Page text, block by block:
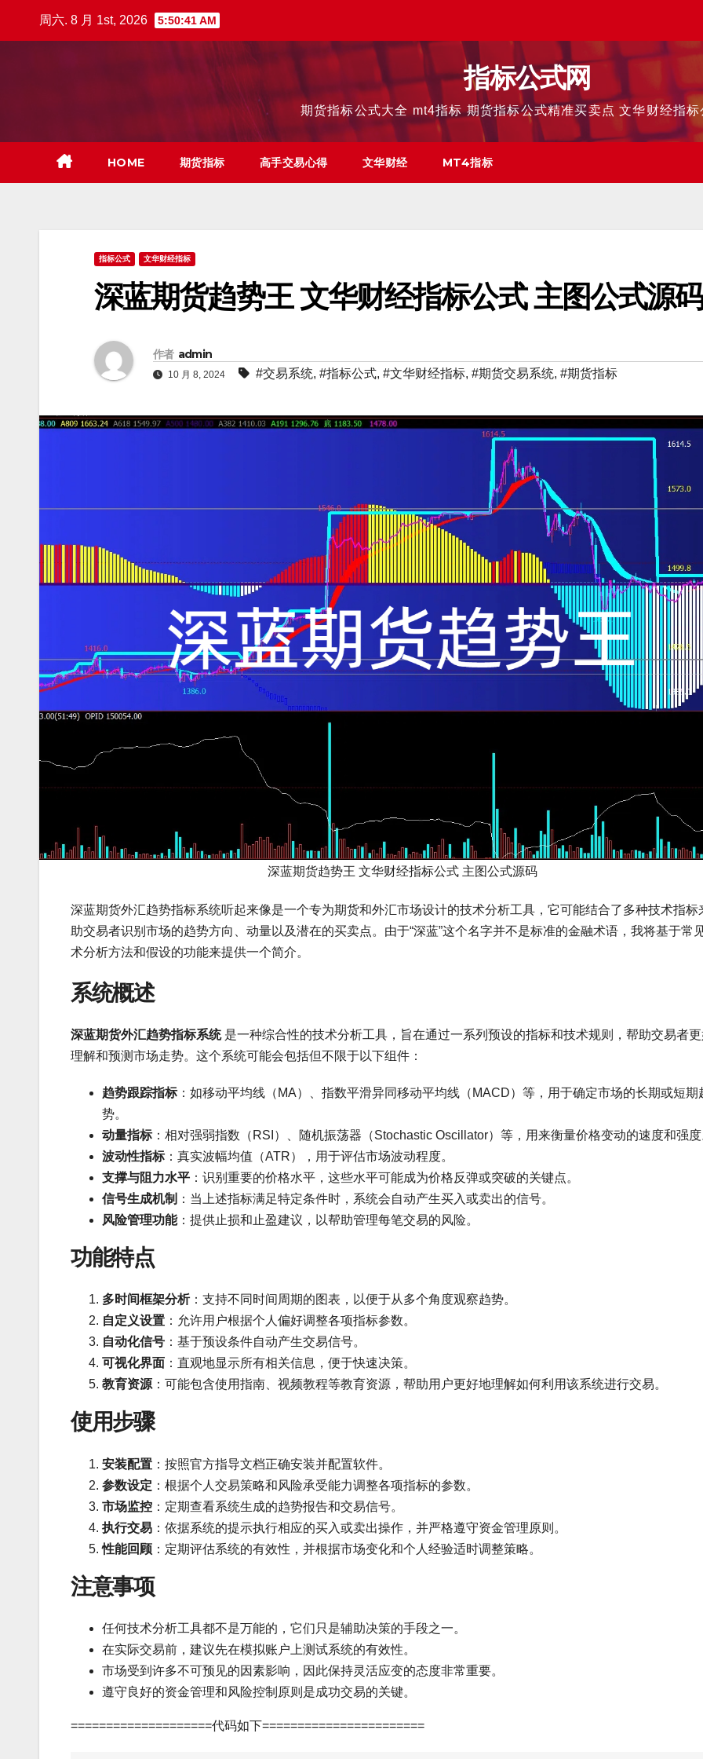
周六. 8 月 1st, 2026 5:50:42 AM
指标公式网
期货指标公式大全 mt4指标 期货指标公式精准买卖点 文华财经指
HOME 期货指标 高手交易心得 文华财经 MT4指标
指标公式 文华财经指标
深蓝期货趋势王 文华财经指标公式 主图公式源码
作者 admin
10 月 8, 2024 #交易系统, #指标公式, #文华财经指标, #期货交易系统, #期货指标
深蓝期货趋势王 文华财经指标公式 主图公式源码
深蓝期货外汇趋势指标系统听起来像是一个专为期货和外汇市场设计的技术分析工具，它可能结合了多种技术指标
助交易者识别市场的趋势方向、动量以及潜在的买卖点。由于“深蓝”这个名字并不是标准的金融术语，我将基于常
术分析方法和假设的功能来提供一个简介。
系统概述
深蓝期货外汇趋势指标系统是一种综合性的技术分析工具，旨在通过一系列预设的指标和技术规则，帮助交易者
理解和预测市场走势。这个系统可能会包括但不限于以下组件：
趋势跟踪指标：如移动平均线（MA）、指数平滑异同移动平均线（MACD）等，用于确定市场的长期或短期
势。
动量指标：相对强弱指数（RSI）、随机振荡器（Stochastic Oscillator）等，用来衡量价格变动的速度和强
波动性指标：真实波幅均值（ATR），用于评估市场波动程度。
支撑与阻力水平 ：识别重要的价格水平，这些水平可能成为价格反弹或突破的关键点。
信号生成机制 ：当上述指标满足特定条件时，系统会自动产生买入或卖出的信号。
风险管理功能：提供止损和止盈建议，以帮助管理每笔交易的风险。
功能特点
多时间框架分析：支持不同时间周期的图表，以便于从多个角度观察趋势。
自定义设置 ：允许用户根据个人偏好调整各项指标参数。
自动化信号 ：基于预设条件自动产生交易信号。
可视化界面 ：直观地显示所有相关信息，便于快速决策。
教育资源：可能包含使用指南、视频教程等教育资源，帮助用户更好地理解如何利用该系统进行交易。
使用步骤
安装配置 ：按照官方指导文档正确安装并配置软件。
参数设定 ：根据个人交易策略和风险承受能力调整各项指标的参数。
市场监控 ：定期查看系统生成的趋势报告和交易信号。
执行交易 ：依据系统的提示执行相应的买入或卖出操作，并严格遵守资金管理原则。
性能回顾 ：定期评估系统的有效性，并根据市场变化和个人经验适时调整策略。
注意事项
任何技术分析工具都不是万能的，它们只是辅助决策的手段之一。
在实际交易前，建议先在模拟账户上测试系统的有效性。
市场受到许多不可预见的因素影响，因此保持灵活应变的态度非常重要。
遵守良好的资金管理和风险控制原则是成功交易的关键。
====================代码如下=======================